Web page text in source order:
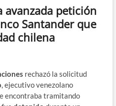
avanzada petición
Santander que
chilena
rechazó la solicitud
, ejecutivo venezolano
encontraba tramitando